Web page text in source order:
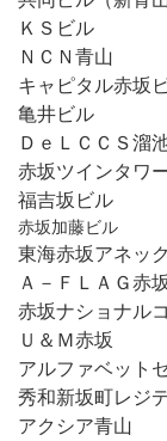
ＫＳビル　
ＮＣＮ青山
キャピタル
亀井ビル　　　
ＤｅＬＣＣ
赤坂ツインタ
福吉坂ビル　
赤坂加藤ビル　　
東海赤坂ア
Ａ－ＦＬＡ
赤坂ナショナ
Ｕ＆Ｍ赤坂　
アルファベッ
秀和新坂町レ
アクシア青山